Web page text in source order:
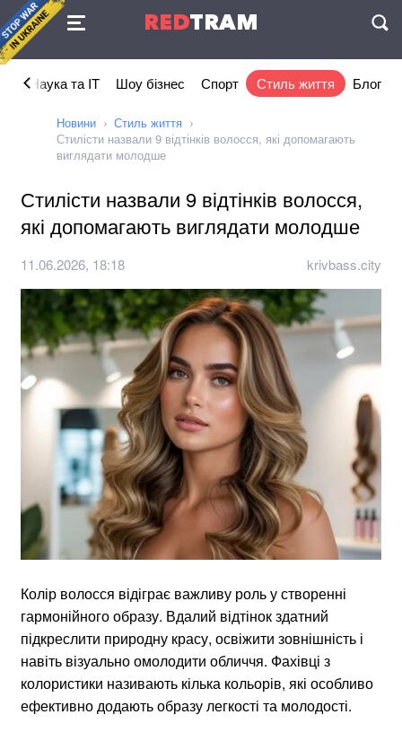
REDTRAM
Угода
Наука та IT Шоу бізнес Спорт Стиль життя Блог
Новини
Стиль життя
Стилісти назвали 9 відтінків волосся, які допомагають
виглядати молодше
Стилісти назвали 9 відтінків волосся,
які допомагають виглядати молодше
11.06.2026, 18:18 krivbass.city
Колір волосся відіграє важливу роль у створенні
гармонійного образу. Вдалий відтінок здатний
підкреслити природну красу, освіжити зовнішність і
навіть візуально омолодити обличчя. Фахівці з
колористики називають кілька кольорів, які особливо
ефективно додають образу легкості та молодості.